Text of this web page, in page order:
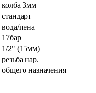
колба 3мм
стандарт
вода/пена
17бар
1/2" (15мм)
резьба нар.
общего назначения